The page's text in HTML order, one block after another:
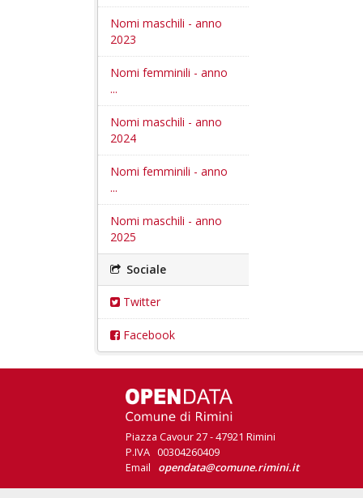
Nomi maschili - anno
2023
Nomi femminili - anno
...
Nomi maschili - anno
2024
Nomi femminili - anno
...
Nomi maschili - anno
2025
Sociale
Twitter
Facebook
Piazza Cavour 27 - 47921 Rimini
P.IVA 00304260409
Email opendata@comune.rimini.it